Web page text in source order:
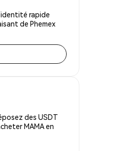
rapide
de Phemex
des USDT
MAMA en